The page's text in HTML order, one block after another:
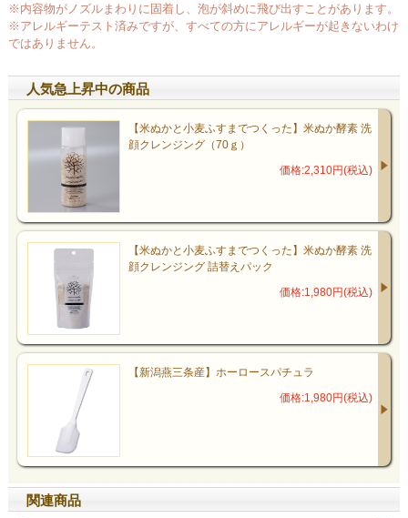
※内容物がノズルまわりに固着し、泡が斜めに飛び出すことがあります。
※アレルギーテスト済みですが、すべての方にアレルギーが起きないわけ
ではありません。
人気急上昇中の商品
【米ぬかと小麦ふすまでつくった】米ぬか酵素 洗
顔クレンジング（70ｇ）
価格:2,310円(税込)
【米ぬかと小麦ふすまでつくった】米ぬか酵素 洗
顔クレンジング 詰替えパック
価格:1,980円(税込)
【新潟燕三条産】ホーロースパチュラ
価格:1,980円(税込)
関連商品